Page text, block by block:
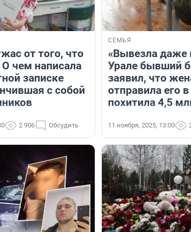
от того, что
О чем написала
записке
с собой
2 906 Обсудить
СЕМЬЯ
«Вывезла даже
Урале бывший
заявил, что
отправила его
похитила 4,5
11 ноября, 2025, 13:00